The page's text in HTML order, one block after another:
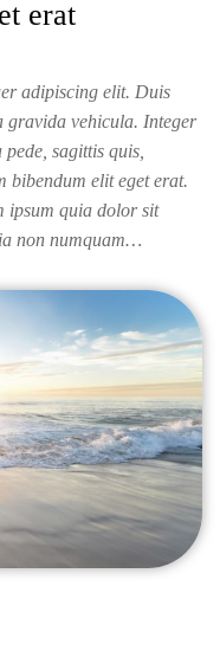
erat
adipiscing elit. Duis
gravida vehicula. Integer
sagittis quis,
bibendum elit eget erat.
ipsum quia dolor sit
non numquam…